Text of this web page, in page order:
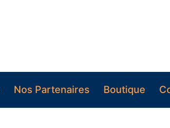
Nos Partenaires Boutique